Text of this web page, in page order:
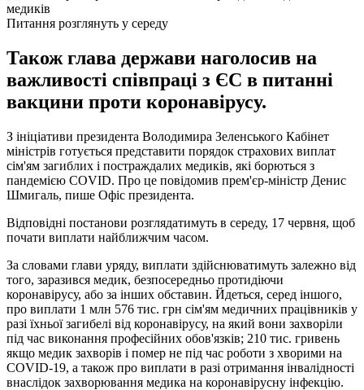
Питання розглянуть у середу
Також глава держави наголосив на
важливості співпраці з ЄС в питанні
вакцини проти коронавірусу.
З ініціативи президента Володимира Зеленського Кабінет
міністрів готується представити порядок страхових виплат
сім'ям загиблих і постраждалих медиків, які борються з
пандемією COVID. Про це повідомив прем'єр-міністр Денис
Шмигаль, пише Офіс президента.
Відповідні постанови розглядатимуть в середу, 17 червня, щоб
почати виплати найближчим часом.
За словами глави уряду, виплати здійснюватимуть залежно від
того, заразився медик, безпосередньо протидіючи
коронавірусу, або за інших обставин. Йдеться, серед іншого,
про виплати 1 млн 576 тис. грн сім'ям медичних працівників у
разі їхньої загибелі від коронавірусу, на який вони захворіли
під час виконання професійних обов'язків; 210 тис. гривень
якщо медик захворів і помер не під час роботи з хворими на
COVID-19, а також про виплати в разі отримання інвалідності
внаслідок захворювання медика на коронавірусну інфекцію.